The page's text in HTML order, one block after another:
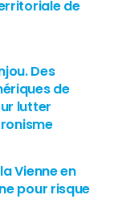
de
Des
de
lutter
Vienne en
pour risque